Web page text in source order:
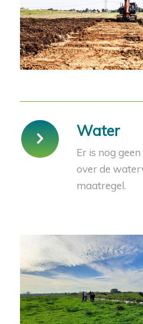
Water
Er is nog
over de
maatregel.